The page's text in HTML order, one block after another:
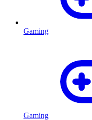
Gaming
Gaming